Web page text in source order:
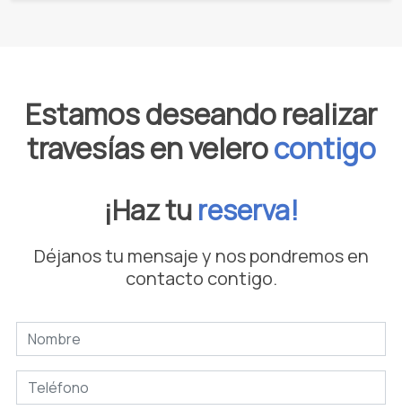
Estamos deseando realizar
travesías en velerocontigo
¡Haz tureserva!
Déjanos tu mensaje y nos pondremos en
contacto contigo.